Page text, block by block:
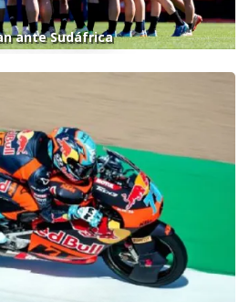
ante Sudáfrica